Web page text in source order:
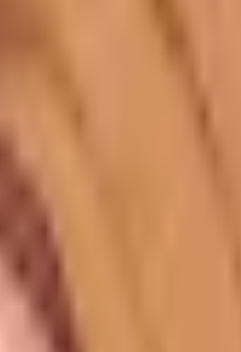
än en enkel dimmaskin.